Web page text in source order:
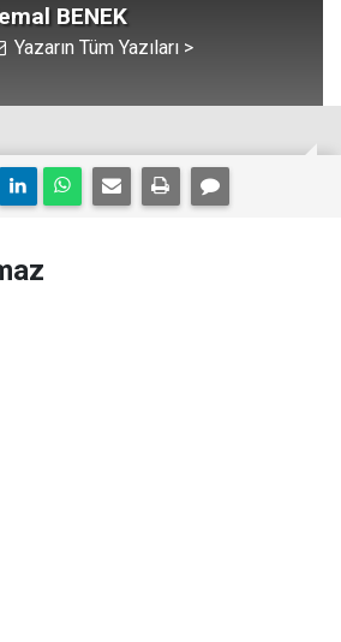
BENEK
Yazarın Tüm Yazıları >